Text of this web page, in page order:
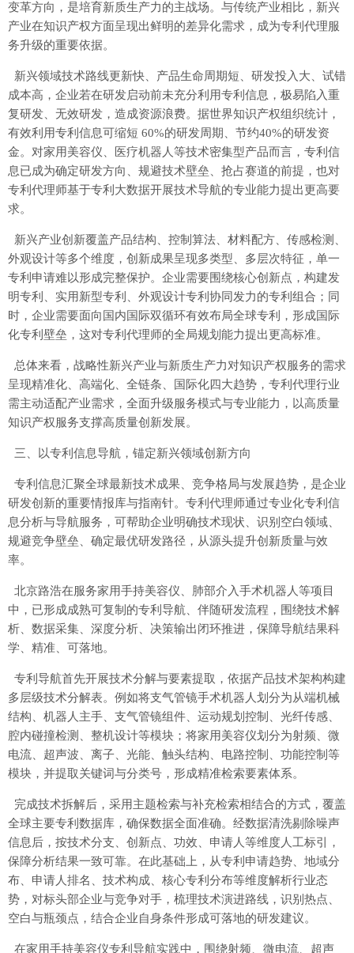
变革方向，是培育新质生产力的主战场。与传统产业相比，新兴
产业在知识产权方面呈现出鲜明的差异化需求，成为专利代理服
务升级的重要依据。
新兴领域技术路线更新快、产品生命周期短、研发投入大、试错
成本高，企业若在研发启动前未充分利用专利信息，极易陷入重
复研发、无效研发，造成资源浪费。据世界知识产权组织统计，
有效利用专利信息可缩短 60%的研发周期、节约40%的研发资
金。对家用美容仪、医疗机器人等技术密集型产品而言，专利信
息已成为确定研发方向、规避技术壁垒、抢占赛道的前提，也对
专利代理师基于专利大数据开展技术导航的专业能力提出更高要
求。
新兴产业创新覆盖产品结构、控制算法、材料配方、传感检测、
外观设计等多个维度，创新成果呈现多类型、多层次特征，单一
专利申请难以形成完整保护。企业需要围绕核心创新点，构建发
明专利、实用新型专利、外观设计专利协同发力的专利组合；同
时，企业需要面向国内国际双循环有效布局全球专利，形成国际
化专利壁垒，这对专利代理师的全局规划能力提出更高标准。
总体来看，战略性新兴产业与新质生产力对知识产权服务的需求
呈现精准化、高端化、全链条、国际化四大趋势，专利代理行业
需主动适配产业需求，全面升级服务模式与专业能力，以高质量
知识产权服务支撑高质量创新发展。
三、以专利信息导航，锚定新兴领域创新方向
专利信息汇聚全球最新技术成果、竞争格局与发展趋势，是企业
研发创新的重要情报库与指南针。专利代理师通过专业化专利信
息分析与导航服务，可帮助企业明确技术现状、识别空白领域、
规避竞争壁垒、确定最优研发路径，从源头提升创新质量与效
率。
北京路浩在服务家用手持美容仪、肺部介入手术机器人等项目
中，已形成成熟可复制的专利导航、伴随研发流程，围绕技术解
析、数据采集、深度分析、决策输出闭环推进，保障导航结果科
学、精准、可落地。
专利导航首先开展技术分解与要素提取，依据产品技术架构构建
多层级技术分解表。例如将支气管镜手术机器人划分为从端机械
结构、机器人主手、支气管镜组件、运动规划控制、光纤传感、
腔内碰撞检测、整机设计等模块；将家用美容仪划分为射频、微
电流、超声波、离子、光能、触头结构、电路控制、功能控制等
模块，并提取关键词与分类号，形成精准检索要素体系。
完成技术拆解后，采用主题检索与补充检索相结合的方式，覆盖
全球主要专利数据库，确保数据全面准确。经数据清洗剔除噪声
信息后，按技术分支、创新点、功效、申请人等维度人工标引，
保障分析结果一致可靠。在此基础上，从专利申请趋势、地域分
布、申请人排名、技术构成、核心专利分布等维度解析行业态
势，对标头部企业与竞争对手，梳理技术演进路线，识别热点、
空白与瓶颈点，结合企业自身条件形成可落地的研发建议。
在家用手持美容仪专利导航实践中，围绕射频、微电流、超声